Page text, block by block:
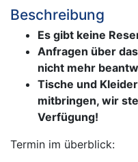
Beschreibung
Es gibt keine
Anfragen über
nicht mehr
Tische und
mitbringen, wir
Verfügung!
Termin im überblick: